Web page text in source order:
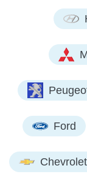
Ford
Chevrolet